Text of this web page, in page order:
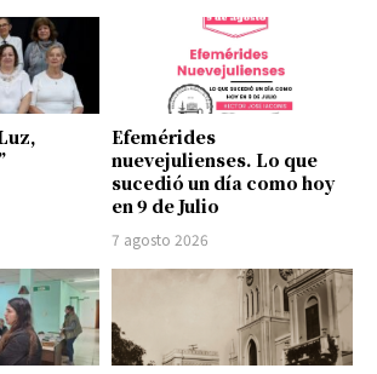
Efemérides
nuevejulienses. Lo que
sucedió un día como hoy
en 9 de Julio
7 agosto 2026